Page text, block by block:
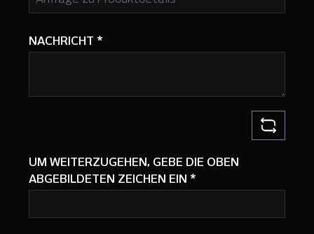
NACHRICHT *
UM WEITERZUGEHEN, GEBE DIE OBEN
ABGEBILDETEN ZEICHEN EIN *